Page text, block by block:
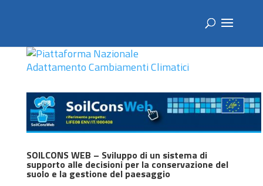
SOILCONS WEB – Sviluppo di un sistema di
supporto alle decisioni per la conservazione del
suolo e la gestione del paesaggio